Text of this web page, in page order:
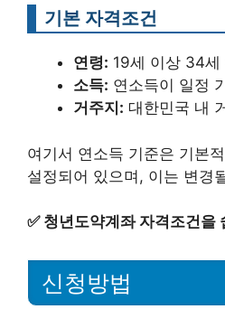
기본 자격조건
연령: 19세 이상 34세
소득: 연소득이 일정
거주지: 대한민국 내
여기서 연소득 기준은 기본
설정되어 있으며, 이는 변경
✅ 청년도약계좌 자격조건을
신청방법